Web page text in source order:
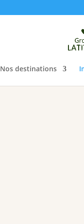
Nos destinations